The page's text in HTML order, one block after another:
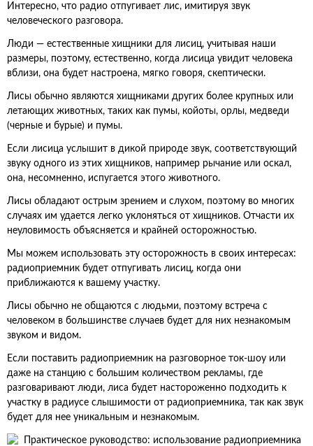
Интересно, что радио отпугивает лис, имитируя звук
человеческого разговора.
Люди — естественные хищники для лисиц, учитывая наши
размеры, поэтому, естественно, когда лисица увидит человека
вблизи, она будет настроена, мягко говоря, скептически.
Лисы обычно являются хищниками других более крупных или
летающих животных, таких как пумы, койоты, орлы, медведи
(черные и бурые) и пумы.
Если лисица услышит в дикой природе звук, соответствующий
звуку одного из этих хищников, например рычание или оскал,
она, несомненно, испугается этого животного.
Лисы обладают острым зрением и слухом, поэтому во многих
случаях им удается легко уклоняться от хищников. Отчасти их
неуловимость объясняется и крайней осторожностью.
Мы можем использовать эту осторожность в своих интересах:
радиоприемник будет отпугивать лисиц, когда они
приближаются к вашему участку.
Лисы обычно не общаются с людьми, поэтому встреча с
человеком в большинстве случаев будет для них незнакомым
звуком и видом.
Если поставить радиоприемник на разговорное ток-шоу или
даже на станцию с большим количеством рекламы, где
разговаривают люди, лиса будет настороженно подходить к
участку в радиусе слышимости от радиоприемника, так как звук
будет для нее уникальным и незнакомым.